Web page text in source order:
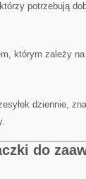
potrzebują
którym zależy
dziennie,
do